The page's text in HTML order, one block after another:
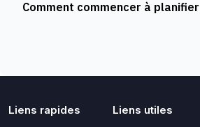
Comment commencer à planifier
Liens rapides Liens utiles